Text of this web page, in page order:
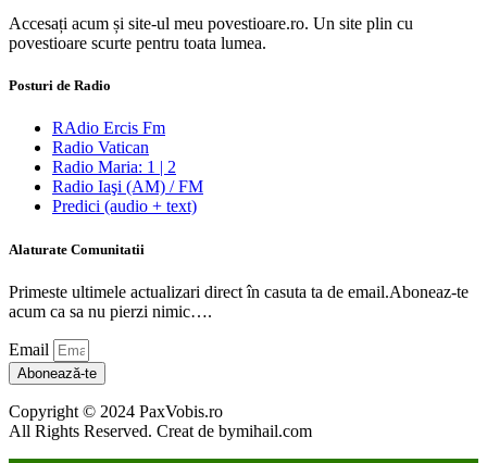
Accesați acum și site-ul meu povestioare.ro. Un site plin cu
povestioare scurte pentru toata lumea.
Posturi de Radio
RAdio Ercis Fm
Radio Vatican
Radio Maria: 1 | 2
Radio Iaşi (AM) / FM
Predici (audio + text)
Alaturate Comunitatii
Primeste ultimele actualizari direct în casuta ta de email.Aboneaz-te
acum ca sa nu pierzi nimic….
Email
Abonează-te
Copyright © 2024 PaxVobis.ro
All Rights Reserved. Creat de bymihail.com